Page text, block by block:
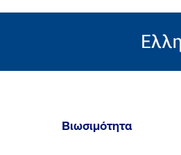
Βιωσιμότητα